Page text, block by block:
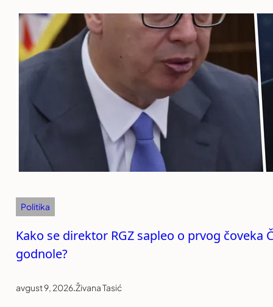
Politika
Kako se direktor RGZ sapleo o prvog čoveka
godnole?
avgust 9, 2026.Živana Tasić